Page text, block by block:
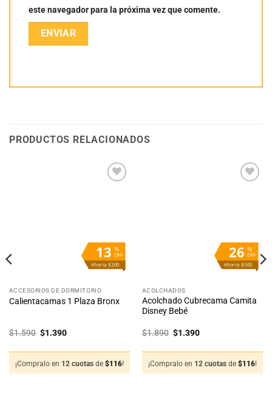
este navegador para la próxima vez que comente.
PRODUCTOS RELACIONADOS
%
OFF
13
Ahorra $200
ACCESORIOS DE DORMITORIO
Calientacamas 1 Plaza Bronx
$1.590 El
$1.590.
$1.390El
$1.390.
¡Compralo en 12 cuotas de $116!
%
OFF
26
Ahorra $500
ACOLCHADOS
Acolchado Cubrecama Camita
Disney Bebé
$1.890 El
$1.890.
$1.390El
$1.390.
¡Compralo en 12 cuotas de $116!